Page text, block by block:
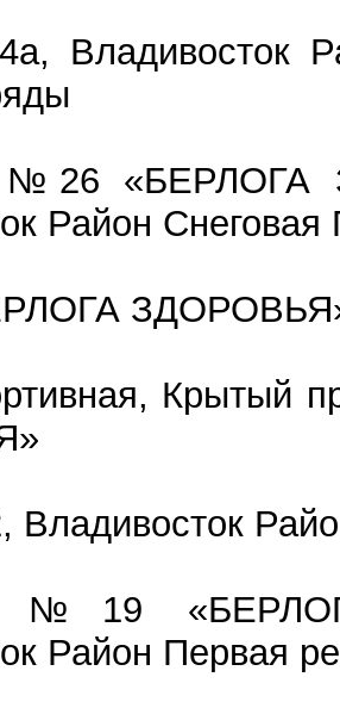
Владивосток
№26 «БЕРЛОГА
Район
Крытый
Владивосток
№19
Район Первая